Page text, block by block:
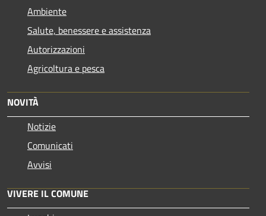
Ambiente
Salute, benessere e assistenza
Autorizzazioni
Agricoltura e pesca
NOVITÀ
Notizie
Comunicati
Avvisi
VIVERE IL COMUNE